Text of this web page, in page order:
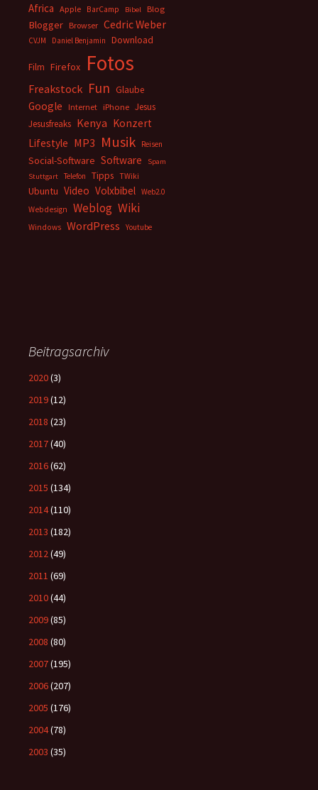
Africa Apple BarCamp Bibel Blog
Blogger Browser Cedric Weber
CVJM Daniel Benjamin Download
Film Firefox Fotos
Freakstock Fun Glaube
Google Internet iPhone Jesus
Jesusfreaks Kenya Konzert
Lifestyle MP3 Musik Reisen
Social-Software Software
Spam
Stuttgart
Telefon Tipps TWiki
Ubuntu Video Volxbibel Web2.0
Webdesign
Weblog Wiki
Windows WordPress Youtube
Beitragsarchiv
2020(3)
2019(12)
2018 (23)
2017(40)
2016(62)
2015 (134)
2014(110)
2013 (182)
2012(49)
2011 (69)
2010(44)
2009(85)
2008 (80)
2007(195)
2006(207)
2005 (176)
2004(78)
2003 (35)